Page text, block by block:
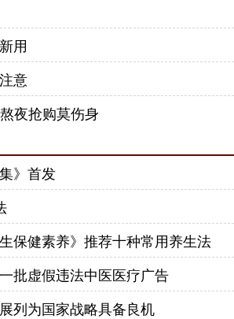
用
意
夜抢购莫伤身
》首发
保健素养》推荐十种常用养生法
批虚假违法中医医疗广告
列为国家战略具备良机